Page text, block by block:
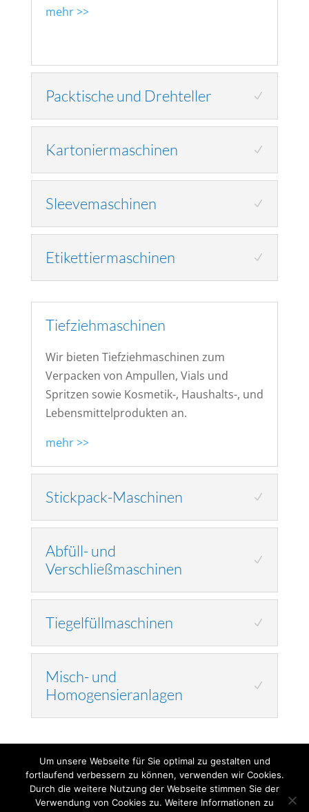
mehr >>
Packtische und Drehteller
Kartoniermaschinen
Sleevemaschinen
Etikettiermaschinen
Tiefziehmaschinen
Wir bieten Tiefziehmaschinen zum
Verpacken von Ampullen, Vials und
Spritzen sowie Kosmetik-, Haushalts-, und
Lebensmittelprodukten an.
mehr >>
Stickpack-Maschinen
Abfüll- und
Verschließmaschinen
Tiegelfüllmaschinen
Misch- und
Homogensieranlagen
Impressum Datenschutz AGB Kontakt
Um unsere Webseite für Sie optimal zu gestalten und
fortlaufend verbessern zu können, verwenden wir Cookies.
Durch die weitere Nutzung der Webseite stimmen Sie der
Verwendung von Cookies zu. Weitere Informationen zu